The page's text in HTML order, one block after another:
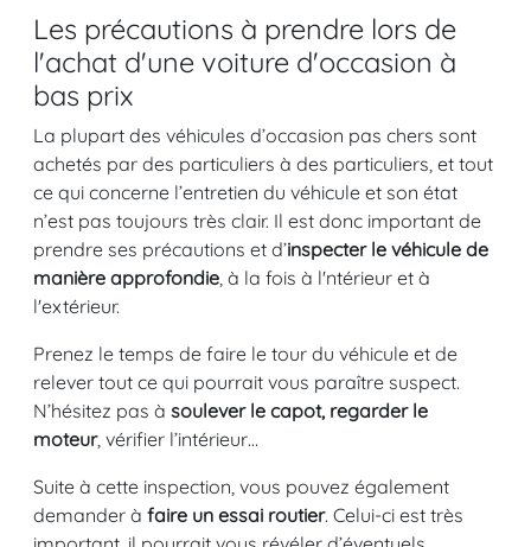
Les précautions à prendre lors de
l'achat d'une voiture d'occasion à
bas prix
La plupart des véhicules d’occasion pas chers sont
achetés par des particuliers à des particuliers, et tout
ce qui concerne l’entretien du véhicule et son état
n’est pas toujours très clair. Il est donc important de
prendre ses précautions et d’inspecter le véhicule de
manière approfondie, à la fois à l'ntérieur et à
l'extérieur.
Prenez le temps de faire le tour du véhicule et de
relever tout ce qui pourrait vous paraître suspect.
N’hésitez pas à soulever le capot, regarder le
moteur, vérifier l’intérieur…
Suite à cette inspection, vous pouvez également
demander à faire un essai routier. Celui-ci est très